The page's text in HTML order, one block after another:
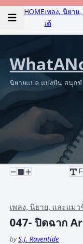
HOMEเพลง, นิยา
เต้
นิยายแปล แบ่งปัน สนุก
เพลง, นิยาย, และแมว
047- ปิดฉาก
byS.J. Raventide